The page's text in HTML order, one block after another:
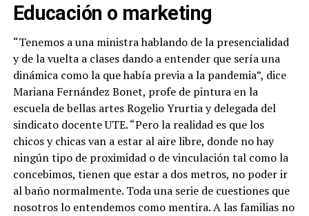
Educación o marketing
“Tenemos a una ministra hablando de la presencialidad
y de la vuelta a clases dando a entender que sería una
dinámica como la que había previa a la pandemia”, dice
Mariana Fernández Bonet, profe de pintura en la
escuela de bellas artes Rogelio Yrurtia y delegada del
sindicato docente UTE. “Pero la realidad es que los
chicos y chicas van a estar al aire libre, donde no hay
ningún tipo de proximidad o de vinculación tal como la
concebimos, tienen que estar a dos metros, no poder ir
al baño normalmente. Toda una serie de cuestiones que
nosotros lo entendemos como mentira. A las familias no